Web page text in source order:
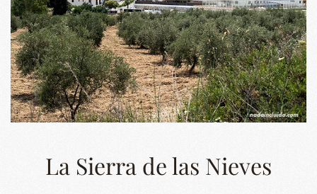
La Sierra de las Nieves